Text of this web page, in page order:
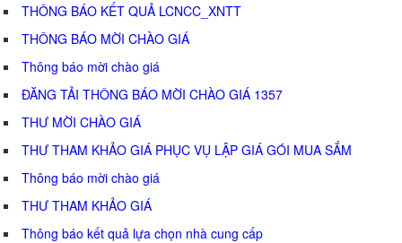
THÔNG BÁO KẾT QUẢ LCNCC_XNTT
THÔNG BÁO MỜI CHÀO GIÁ
Thông báo mời chào giá
ĐĂNG TẢI THÔNG BÁO MỜI CHÀO GIÁ 1357
THƯ MỜI CHÀO GIÁ
THƯ THAM KHẢO GIÁ PHỤC VỤ LẬP GIÁ GÓI MUA SẮM
Thông báo mời chào giá
THƯ THAM KHẢO GIÁ
Thông báo kết quả lựa chọn nhà cung cấp